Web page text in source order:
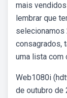
mais
lembrar que
selecionamos
consagrados,
uma lista com
Web1080i
de outubro de